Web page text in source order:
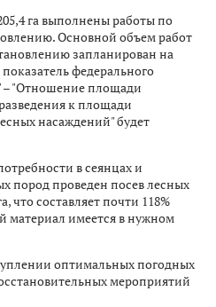
га выполнены работы по
Основной объем работ
запланирован на
федерального
– "Отношение площади
к площади
насаждений" будет
в сеянцах и
пород проведен посев лесных
что составляет почти 118%
материал имеется в нужном
оптимальных погодных
мероприятий